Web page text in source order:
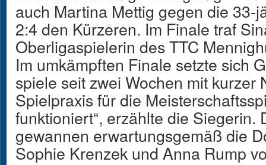
auch Martina Mettig gegen die 33-
2:4 den Kürzeren. Im Finale traf
Oberligaspielerin des TTC
Im umkämpften Finale setzte sich
spiele seit zwei Wochen mit kurzer
Spielpraxis für die
funktioniert“, erzählte die Siegerin.
gewannen erwartungsgemäß die
Sophie Krenzek und Anna Rump